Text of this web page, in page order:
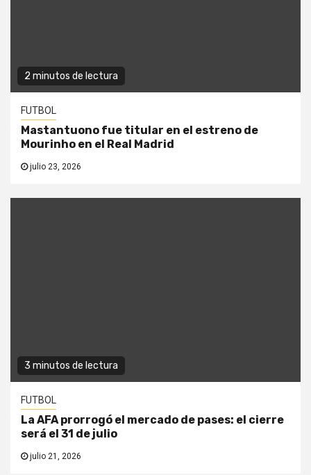
2 minutos de lectura
FUTBOL
Mastantuono fue titular en el estreno de
Mourinho en el Real Madrid
julio 23, 2026
3 minutos de lectura
FUTBOL
La AFA prorrogó el mercado de pases: el cierre
será el 31 de julio
julio 21, 2026